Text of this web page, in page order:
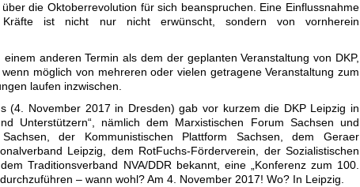
die Oktoberrevolution für sich beanspruchen. Eine Einflussnahme
Kräfte ist nicht nur nicht erwünscht, sondern von vornherein
anderen Termin als dem der geplanten Veranstaltung von DKP,
möglich von mehreren oder vielen getragene Veranstaltung zum
laufen inzwischen.
(4. November 2017 in Dresden) gab vor kurzem die DKP Leipzig in
Unterstützern“, nämlich dem Marxistischen Forum Sachsen und
der Kommunistischen Plattform Sachsen, dem Geraer
Leipzig, dem RotFuchs-Förderverein, der Sozialistischen
Traditionsverband NVA/DDR bekannt, eine „Konferenz zum 100.
– wann wohl? Am 4. November 2017! Wo? In Leipzig.